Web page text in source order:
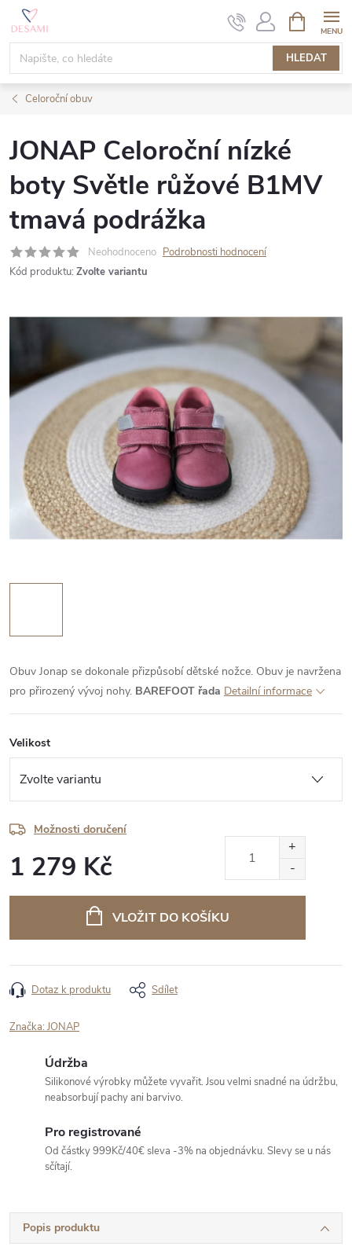
Přejít
obsah
HLEDAT
NÁKUPNÍ
KOŠÍK
Celoroční obuv
JONAP Celoroční nízké
boty Světle růžové B1MV
tmavá podrážka
Neohodnoceno Podrobnosti hodnocení
Kód produktu: Zvolte variantu
Obuv Jonap se dokonale přizpůsobí dětské nožce. Obuv je navržena
pro přirozený vývoj nohy. BAREFOOT řada Detailní informace
Velikost
Možnosti doručení
1 279 Kč
VLOŽIT DO KOŠÍKU
Dotaz k produktu Sdílet
Značka: JONAP
Údržba
Silikonové výrobky můžete vyvařit. Jsou velmi snadné na údržbu,
neabsorbují pachy ani barvivo.
Pro registrované
Od částky 999Kč/40€ sleva -3% na objednávku. Slevy se u nás
sčítají.
Popis produktu